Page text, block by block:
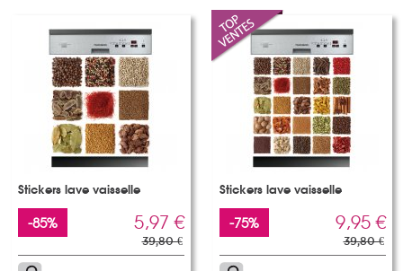
Stickers lave vaisselle
-85% 5,97 €
39,80 €
Stickers lave vaisselle
-75% 9,95 €
39,80 €